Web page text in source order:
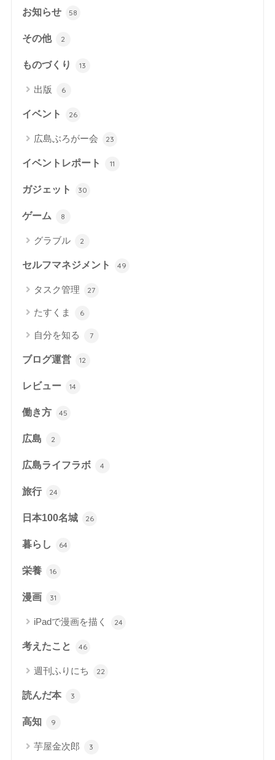
お知らせ 58
その他 2
ものづくり 13
出版 6
イベント 26
広島ぶろがー会 23
イベントレポート 11
ガジェット 30
ゲーム 8
グラブル 2
セルフマネジメント 49
タスク管理 27
たすくま 6
自分を知る 7
ブログ運営 12
レビュー 14
働き方 45
広島 2
広島ライフラボ 4
旅行 24
日本100名城 26
暮らし 64
栄養 16
漫画 31
iPadで漫画を描く 24
考えたこと 46
週刊ふりにち 22
読んだ本 3
高知 9
芋屋金次郎 3